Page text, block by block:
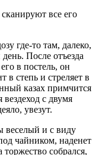
все его
где-то там, далеко,
После отъезда
в постель, он
в степь и стреляет в
казах примчится
с двумя
увезут.
веселый и с виду
чайником, наденет
собрался,